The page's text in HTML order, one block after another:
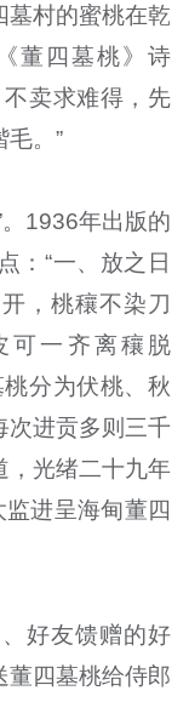
墓村的蜜桃在乾
董四墓桃》诗
卖求难得，先
。”
1936年出版的
：“一、放之日
，桃穰不染刀
可一齐离穰脱
分为伏桃、秋
次进贡多则三千
，光绪二十九年
监进呈海甸董四
好友馈赠的好
董四墓桃给侍郎